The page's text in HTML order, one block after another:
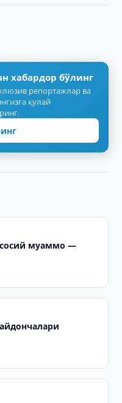
хабардор бўлинг
репортажлар ва
қулай
муаммо —